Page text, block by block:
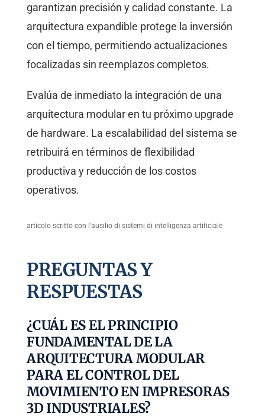
garantizan precisión y calidad constante. La
arquitectura expandible protege la inversión
con el tiempo, permitiendo actualizaciones
focalizadas sin reemplazos completos.
Evalúa de inmediato la integración de una
arquitectura modular en tu próximo upgrade
de hardware. La escalabilidad del sistema se
retribuirá en términos de flexibilidad
productiva y reducción de los costos
operativos.
articolo scritto con l'ausilio di sistemi di intelligenza artificiale
PREGUNTAS Y
RESPUESTAS
¿CUÁL ES EL PRINCIPIO
FUNDAMENTAL DE LA
ARQUITECTURA MODULAR
PARA EL CONTROL DEL
MOVIMIENTO EN IMPRESORAS
3D INDUSTRIALES?